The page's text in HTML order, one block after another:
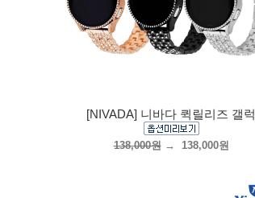
[NIVADA] 니바다 퀵릴리즈 갤럭
138,000원→ 138,000원